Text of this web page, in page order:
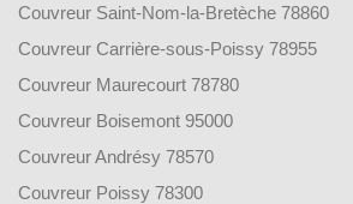
Couvreur Saint-Nom-la-Bretèche 78860
Couvreur Carrière-sous-Poissy 78955
Couvreur Maurecourt 78780
Couvreur Boisemont 95000
Couvreur Andrésy 78570
Couvreur Poissy 78300